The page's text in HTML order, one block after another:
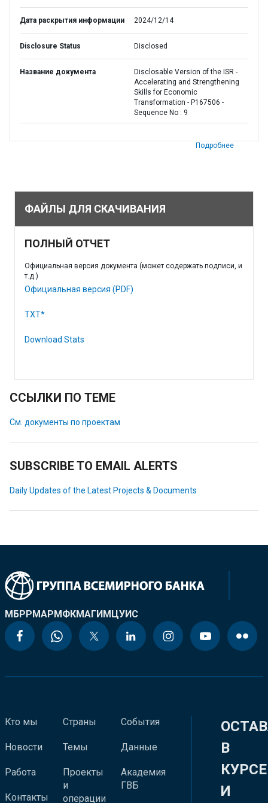
Дата раскрытия информации 2024/12/14
Disclosure Status Disclosed
Название документа
Disclosable Version of the ISR -
Accelerating and Strengthening
Skills for Economic
Transformation - P167506 -
Sequence No : 9
Подробнее
ФАЙЛЫ ДЛЯ СКАЧИВАНИЯ
ПОЛНЫЙ ОТЧЕТ
Официальная версия документа (может содержать подписи, и
т.д.)
Официальная версия (PDF)
TXT*
Download Stats
ССЫЛКИ ПО ТЕМЕ
См. документы по проектам
SUBSCRIBE TO EMAIL ALERTS
Daily Updates of the Latest Projects & Documents
МБРРМАРМФКМАГИМЦУИС
Кто мы
Новости
Работа
Контакты
Страны
Темы
Проекты
и
операции
События
Данные
Академия
ГВБ
В
КУРСЕ
И